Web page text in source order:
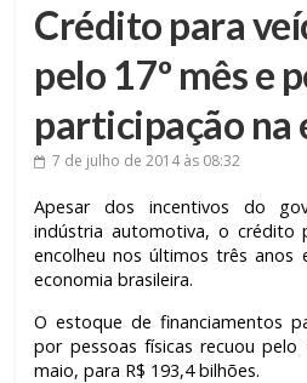
Crédito para
pelo 17º mês e
participação na
7 de julho de 2014às 08:32
Apesar dos incentivos do
indústria automotiva, o crédito
encolheu nos últimos três anos
economia brasileira.
O estoque de financiamentos
por pessoas físicas recuou pelo
maio, para R$ 193,4 bilhões.